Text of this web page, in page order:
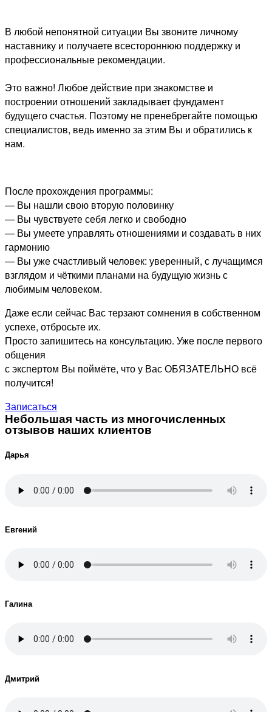
В любой непонятной ситуации Вы звоните личному
наставнику и получаете всестороннюю поддержку и
профессиональные рекомендации.
Это важно! Любое действие при знакомстве и
построении отношений закладывает фундамент
будущего счастья. Поэтому не пренебрегайте помощью
специалистов, ведь именно за этим Вы и обратились к
нам.
После прохождения программы:
— Вы нашли свою вторую половинку
— Вы чувствуете себя легко и свободно
— Вы умеете управлять отношениями и создавать в них
гармонию
— Вы уже счастливый человек: уверенный, с лучащимся
взглядом и чёткими планами на будущую жизнь с
любимым человеком.
Даже если сейчас Вас терзают сомнения в собственном
успехе, отбросьте их.
Просто запишитесь на консультацию. Уже после первого
общения
с экспертом Вы поймёте, что у Вас ОБЯЗАТЕЛЬНО всё
получится!
Записаться
Небольшая часть из многочисленных
отзывов наших клиентов
Дарья
Евгений
Галина
Дмитрий